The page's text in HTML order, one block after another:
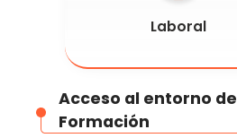
Laboral
Acceso al entorno de
Formación